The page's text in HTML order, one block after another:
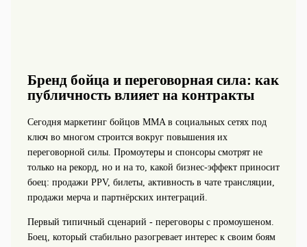
Бренд бойца и переговорная сила: как
публичность влияет на контракты
Сегодня маркетинг бойцов MMA в социальных сетях под
ключ во многом строится вокруг повышения их
переговорной силы. Промоутеры и спонсоры смотрят не
только на рекорд, но и на то, какой бизнес‑эффект приносит
боец: продажи PPV, билеты, активность в чате трансляции,
продажи мерча и партнёрских интеграций.
Первый типичный сценарий - переговоры с промоушеном.
Боец, который стабильно разогревает интерес к своим боям